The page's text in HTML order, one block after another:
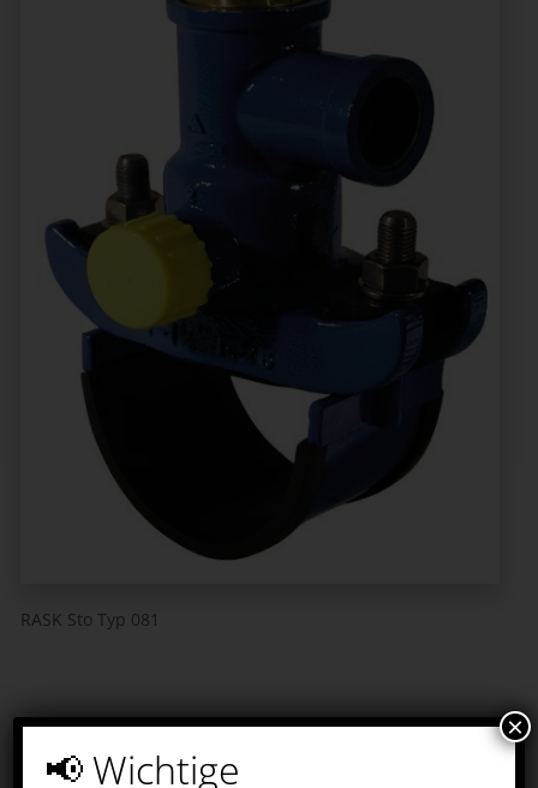
RASK Sto Typ 081
📢 Wichtige
×